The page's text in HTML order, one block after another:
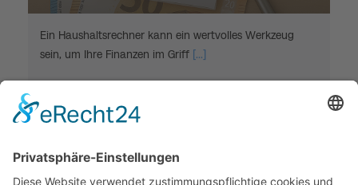
Ein Haushaltsrechner kann ein wertvolles Werkzeug
sein, um Ihre Finanzen im Griff [...]